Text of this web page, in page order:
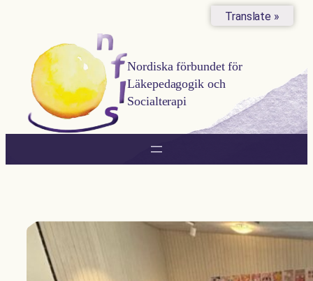
innehåll
Nordiska förbundet för
Läkepedagogik och
Socialterapi
Translate »